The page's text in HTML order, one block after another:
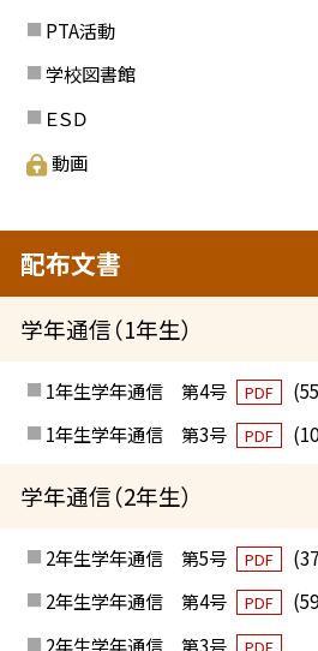
PTA活動
学校図書館
ＥＳＤ
動画
配布文書
学年通信（1年生）
1年生学年通信 第4号 PDF
1年生学年通信 第3号
PDF
学年通信（2年生）
2年生学年通信 第5号 PDF
2年生学年通信 第4号
PDF
2年生学年通信 第3号